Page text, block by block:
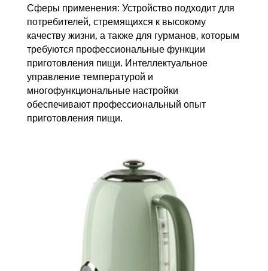
Сферы применения: Устройство подходит для
потребителей, стремящихся к высокому
качеству жизни, а также для гурманов, которым
требуются профессиональные функции
приготовления пищи. Интеллектуальное
управление температурой и
многофункциональные настройки
обеспечивают профессиональный опыт
приготовления пищи.